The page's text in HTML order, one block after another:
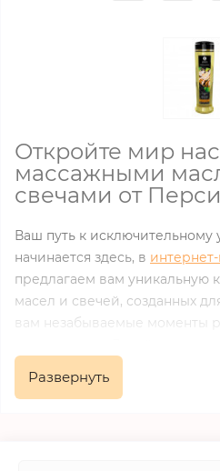
Откройте мир
массажными
свечами от
Ваш путь к исключительному
начинается здесь, в
предлагаем вам уникальную
масел и свечей, созданных
вам незабываемые моменты
идеальным спутником в мире
Развернуть